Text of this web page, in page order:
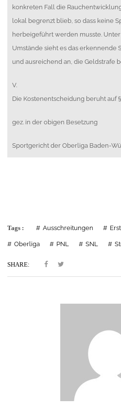
konkreten Fall die
lokal begrenzt blieb, so dass keine
herbeigeführt werden musste.
Umstände sieht es das erkennende
und ausreichend an, die Geldstrafe
V.
Die Kostenentscheidung beruht auf §
gez. in der obigen Besetzung
Sportgericht der Oberliga Baden-
Tags : Ausschreitungen
Oberliga PNL SNL
SHARE: